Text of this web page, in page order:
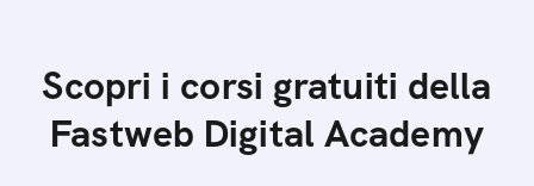
Scopri i corsi gratuiti della
Fastweb Digital Academy